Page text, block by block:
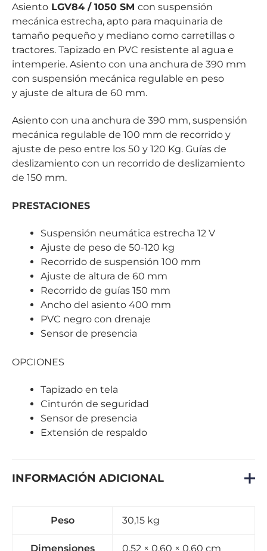
Asiento LGV84 / 1050 SM con suspensión
mecánica estrecha, apto para maquinaria de
tamaño pequeño y mediano como carretillas o
tractores. Tapizado en PVC resistente al agua e
intemperie. Asiento con una anchura de 390 mm
con suspensión mecánica regulable en peso
y ajuste de altura de 60 mm.
Asiento con una anchura de 390 mm, suspensión
mecánica regulable de 100 mm de recorrido y
ajuste de peso entre los 50 y 120 Kg. Guías de
deslizamiento con un recorrido de deslizamiento
de 150 mm.
PRESTACIONES
Suspensión neumática estrecha 12 V
Ajuste de peso de 50-120 kg
Recorrido de suspensión 100 mm
Ajuste de altura de 60 mm
Recorrido de guías 150 mm
Ancho del asiento 400 mm
PVC negro con drenaje
Sensor de presencia
OPCIONES
Tapizado en tela
Cinturón de seguridad
Sensor de presencia
Extensión de respaldo
INFORMACIÓN ADICIONAL
Peso 30,15 kg
Dimensiones 0,52 × 0,60 × 0,60 cm